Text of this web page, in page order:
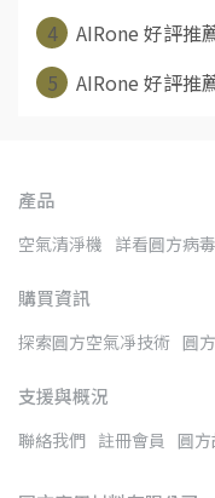
4
AIRone 好評推
5
AIRone 好評
產品
空氣清淨機 詳看圓方病
購買資訊
探索圓方空氣凈技術 圓
支援與概況
聯絡我們 註冊會員 圓